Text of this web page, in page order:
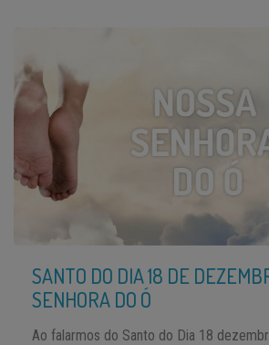
SANTO DO DIA 18 DE
SENHORA DO Ó
Ao falarmos do Santo do Dia 18